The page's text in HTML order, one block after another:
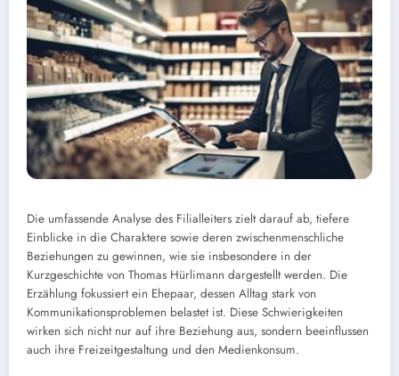
Die umfassende Analyse des Filialleiters zielt darauf ab, tiefere
Einblicke in die Charaktere sowie deren zwischenmenschliche
Beziehungen zu gewinnen, wie sie insbesondere in der
Kurzgeschichte von Thomas Hürlimann dargestellt werden. Die
Erzählung fokussiert ein Ehepaar, dessen Alltag stark von
Kommunikationsproblemen belastet ist. Diese Schwierigkeiten
wirken sich nicht nur auf ihre Beziehung aus, sondern beeinflussen
auch ihre Freizeitgestaltung und den Medienkonsum.